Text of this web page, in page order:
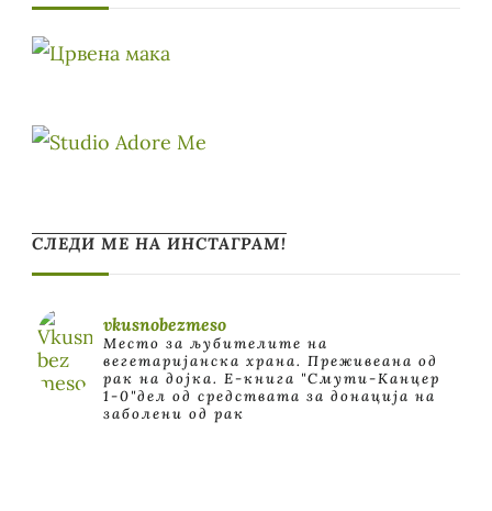
СЛЕДИ МЕ НА ИНСТАГРАМ!
vkusnobezmeso
Место за љубителите на
вегетаријанска храна. Преживеана од
рак на дојка. E-книга "Смути-Канцер
1-0"дел од средствата за донација на
заболени од рак